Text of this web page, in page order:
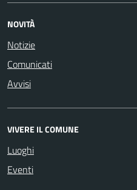
NOVITÀ
Notizie
Comunicati
Avvisi
VIVERE IL COMUNE
Luoghi
Eventi